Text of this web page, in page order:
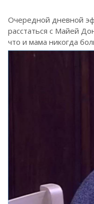
Очередной дневной
расстаться с Майей
что и мама никогда